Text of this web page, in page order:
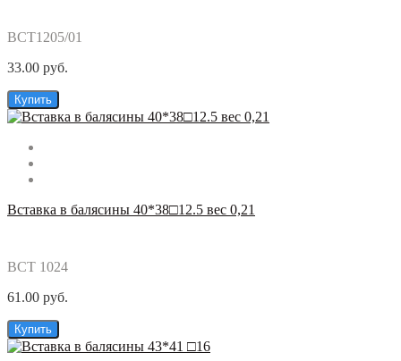
ВСТ1205/01
33.00 руб.
Купить
Вставка в балясины 40*38□12.5 вес 0,21
ВСТ 1024
61.00 руб.
Купить